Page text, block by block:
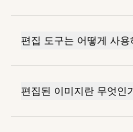
편집 도구는 어떻게 사용
편집된 이미지란 무엇인